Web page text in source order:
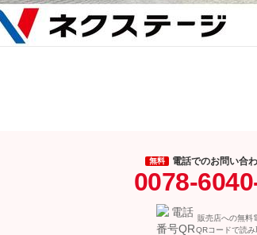
無料 電話でのお問い合
0078-
販売店への無料
QRコードで読み